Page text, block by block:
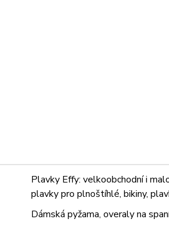
Plavky Effy: velkoobchodní i
plavky pro plnoštíhlé, bikiny,
Dámská pyžama, overaly na